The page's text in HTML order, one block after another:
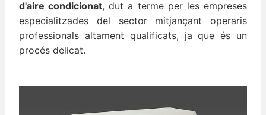
d'aire condicionat, dut a terme per les empreses
especialitzades del sector mitjançant operaris
professionals altament qualificats, ja que és un
procés delicat.